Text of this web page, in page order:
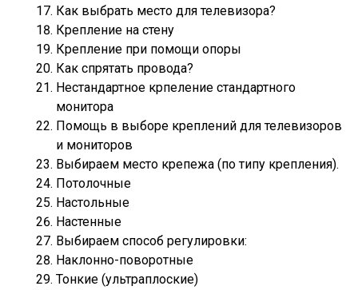
Как выбрать место для телевизора?
Крепление на стену
Крепление при помощи опоры
Как спрятать провода?
Нестандартное крпеление стандартного
монитора
Помощь в выборе креплений для телевизоров
и мониторов
Выбираем место крепежа (по типу крепления).
Потолочные
Настольные
Настенные
Выбираем способ регулировки:
Наклонно-поворотные
Тонкие (ультраплоские)